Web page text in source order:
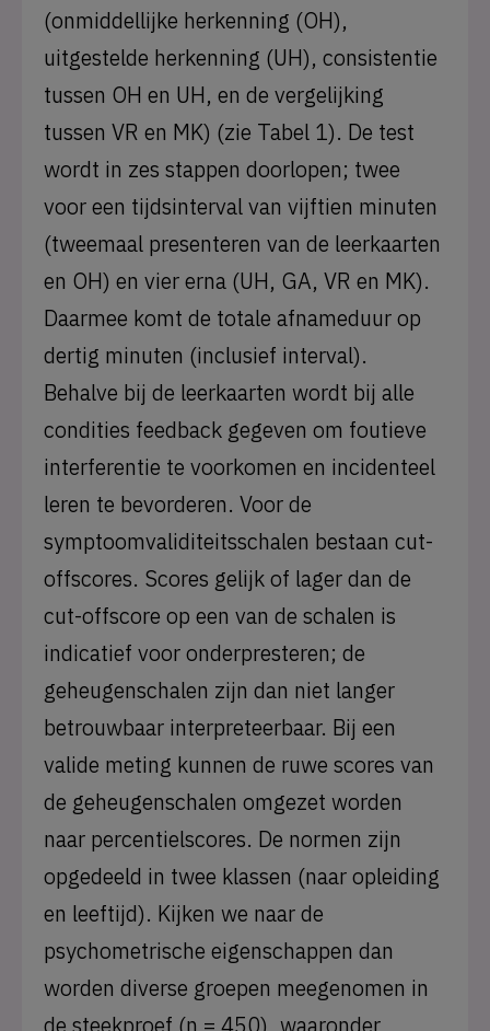
(onmiddellijke herkenning (OH),
uitgestelde herkenning (UH), consistentie
tussen OH en UH, en de vergelijking
tussen VR en MK) (zie Tabel 1). De test
wordt in zes stappen doorlopen; twee
voor een tijdsinterval van vijftien minuten
(tweemaal presenteren van de leerkaarten
en OH) en vier erna (UH, GA, VR en MK).
Daarmee komt de totale afnameduur op
dertig minuten (inclusief interval).
Behalve bij de leerkaarten wordt bij alle
condities feedback gegeven om foutieve
interferentie te voorkomen en incidenteel
leren te bevorderen. Voor de
symptoomvaliditeitsschalen bestaan cut-
offscores. Scores gelijk of lager dan de
cut-offscore op een van de schalen is
indicatief voor onderpresteren; de
geheugenschalen zijn dan niet langer
betrouwbaar interpreteerbaar. Bij een
valide meting kunnen de ruwe scores van
de geheugenschalen omgezet worden
naar percentielscores. De normen zijn
opgedeeld in twee klassen (naar opleiding
en leeftijd). Kijken we naar de
psychometrische eigenschappen dan
worden diverse groepen meegenomen in